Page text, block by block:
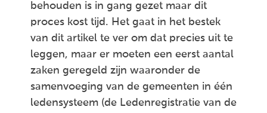
behouden is in gang gezet maar dit
proces kost tijd. Het gaat in het bestek
van dit artikel te ver om dat precies uit te
leggen, maar er moeten een eerst aantal
zaken geregeld zijn waaronder de
samenvoeging van de gemeenten in één
ledensysteem (de Ledenregistratie van de